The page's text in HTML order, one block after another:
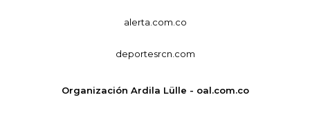
alerta.com.co
deportesrcn.com
Organización Ardila Lülle - oal.com.co